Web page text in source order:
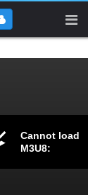
Cannot load
M3U8: